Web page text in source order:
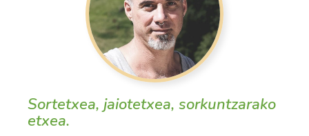
Sortetxea, jaiotetxea, sorkuntzarako
etxea.